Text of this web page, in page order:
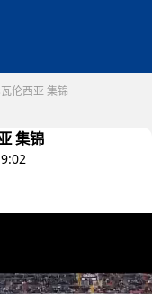
伦西亚 集锦
集锦